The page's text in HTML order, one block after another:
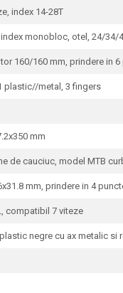
index 14-28T
index monobloc, otel, 24/34/
160/160 mm, prindere in
plastic//metal, 3 fingers
mm
de cauciuc, model MTB
mm, prindere in 4
compatibil 7 viteze
negre cu ax metalic si